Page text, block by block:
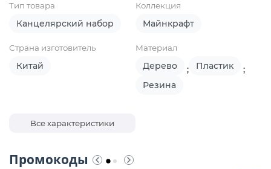
Тип товара
Канцелярский набор
Коллекция
Майнкрафт
Страна изготовитель
Китай
Материал
Дерево ; Пластик
;
Резина
Все характеристики
Промокоды